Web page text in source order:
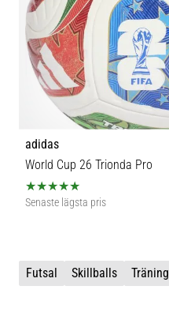
adidas
World Cup 26 Trionda Pro
Senaste lägsta pris
Futsal Skillballs Träning